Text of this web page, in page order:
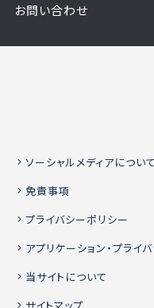
お問い合わせ
ソーシャルメディアについて
免責事項
プライバシーポリシー
アプリケーション・プライ
当サイトについて